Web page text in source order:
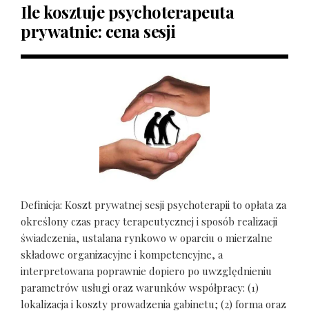
Ile kosztuje psychoterapeuta
prywatnie: cena sesji
Definicja: Koszt prywatnej sesji psychoterapii to opłata za
określony czas pracy terapeutycznej i sposób realizacji
świadczenia, ustalana rynkowo w oparciu o mierzalne
składowe organizacyjne i kompetencyjne, a
interpretowana poprawnie dopiero po uwzględnieniu
parametrów usługi oraz warunków współpracy: (1)
lokalizacja i koszty prowadzenia gabinetu; (2) forma oraz